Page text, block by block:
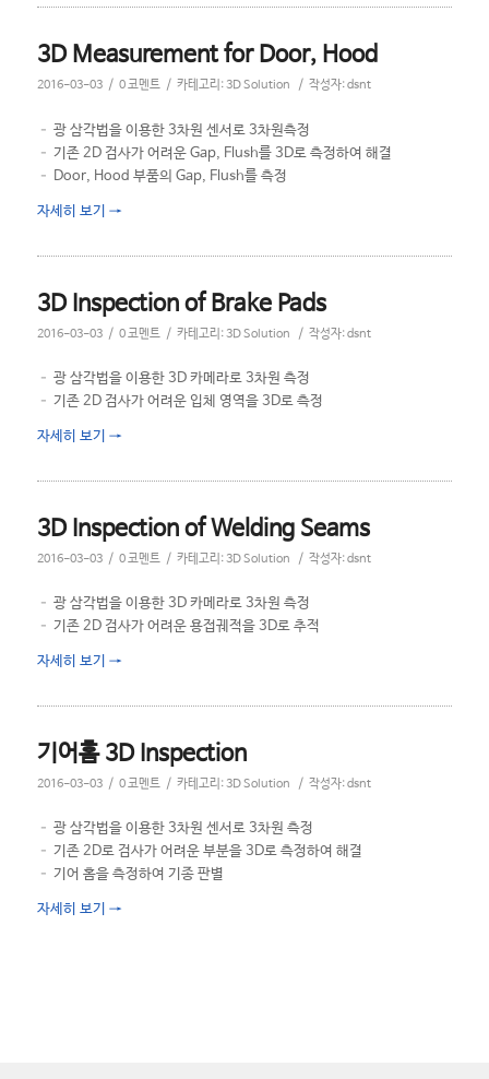
3D Measurement for Door, Hood
2016-03-03 / 0 코멘트 / 카테고리:3D Solution / 작성자:dsnt
– 광 삼각법을 이용한 3차원 센서로 3차원측정
– 기존 2D 검사가 어려운 Gap, Flush를 3D로 측정하여 해결
– Door, Hood 부품의 Gap, Flush를 측정
자세히 보기 →
3D Inspection of Brake Pads
2016-03-03 / 0 코멘트 / 카테고리:3D Solution / 작성자:dsnt
– 광 삼각법을 이용한 3D 카메라로 3차원 측정
– 기존 2D 검사가 어려운 입체 영역을 3D로 측정
자세히 보기 →
3D Inspection of Welding Seams
2016-03-03 / 0 코멘트 / 카테고리:3D Solution / 작성자:dsnt
– 광 삼각법을 이용한 3D 카메라로 3차원 측정
– 기존 2D 검사가 어려운 용접궤적을 3D로 추적
자세히 보기 →
기어홈 3D Inspection
2016-03-03 / 0 코멘트 / 카테고리:3D Solution / 작성자:dsnt
– 광 삼각법을 이용한 3차원 센서로 3차원 측정
– 기존 2D로 검사가 어려운 부분을 3D로 측정하여 해결
– 기어 홈을 측정하여 기종 판별
자세히 보기 →